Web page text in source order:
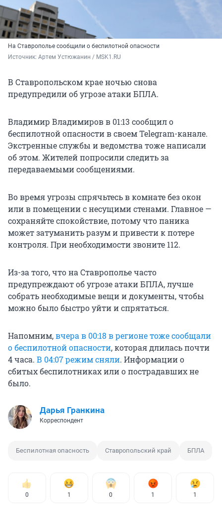
На Ставрополье сообщили о беспилотной опасности
Источник: Артем Устюжанин / MSK1.RU
В Ставропольском крае ночью снова
предупредили об угрозе атаки БПЛА.
Владимир Владимиров в 01:13 сообщил о
беспилотной опасности в своем Telegram-канале.
Экстренные службы и ведомства тоже написали
об этом. Жителей попросили следить за
передаваемыми сообщениями.
Во время угрозы спрячьтесь в комнате без окон
или в помещении с несущими стенами. Главное —
сохраняйте спокойствие, потому что паника
может затуманить разум и привести к потере
контроля. При необходимости звоните 112.
Из-за того, что на Ставрополье часто
предупреждают об угрозе атаки БПЛА, лучше
собрать необходимые вещи и документы, чтобы
можно было быстро уйти и спрятаться.
Напомним,вчера в 00:18 в регионе тоже сообщали
о беспилотной опасности, которая длилась почти
4 часа. В 04:07 режим сняли. Информации о
сбитых беспилотниках или о пострадавших не
было.
Дарья Гранкина
Корреспондент
Беспилотная опасность Ставропольский край БПЛА
0 1 0 1 1